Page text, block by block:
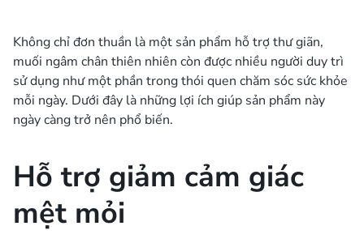
Không chỉ đơn thuần là một sản phẩm hỗ trợ thư giãn,
muối ngâm chân thiên nhiên còn được nhiều người duy trì
sử dụng như một phần trong thói quen chăm sóc sức khỏe
mỗi ngày. Dưới đây là những lợi ích giúp sản phẩm này
ngày càng trở nên phổ biến.
Hỗ trợ giảm cảm giác
mệt mỏi